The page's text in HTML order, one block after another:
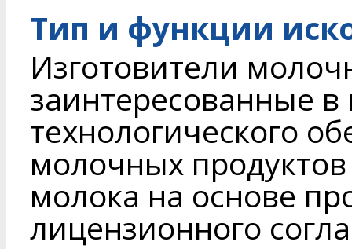
Тип и функции
Изготовители
заинтересованные
технологического
молочных
молока на основе
лицензионного